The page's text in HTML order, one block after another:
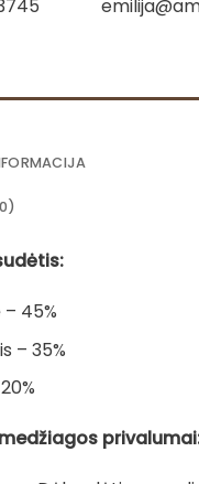
45%
– 35%